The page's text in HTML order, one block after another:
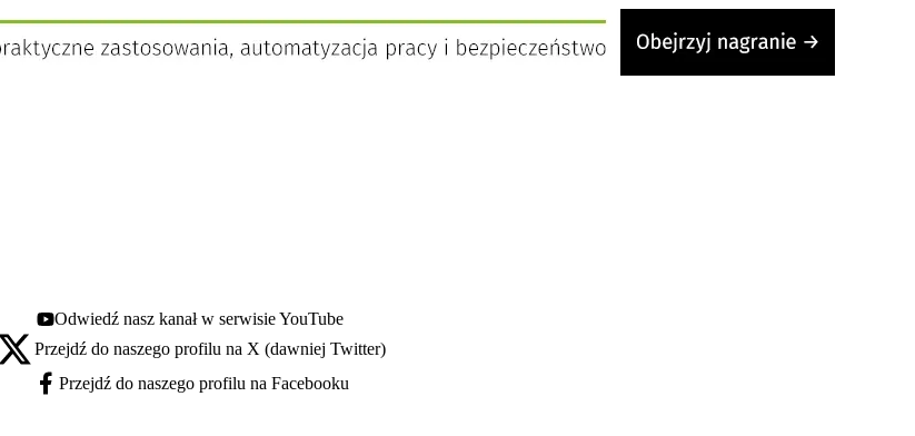
Youtube - otwiera się w nowej karcie
Odwiedź nasz kanał w serwisie YouTube
X - otwiera się w nowej karcie
Przejdź do naszego profilu na X (dawniej Twitter)
Facebook - otwiera się w nowej karcie
Przejdź do naszego profilu na Facebooku